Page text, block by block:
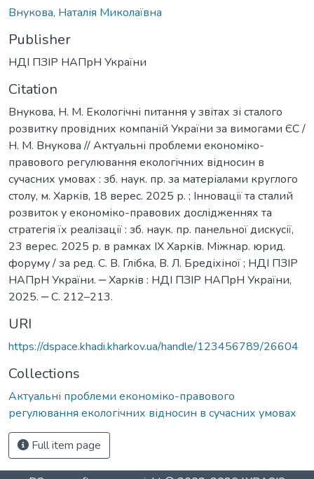
Внукова, Наталія Миколаївна
Publisher
НДІ ПЗІР НАПрН України
Citation
Внукова, Н. М. Екологічні питання у звітах зі сталого
розвитку провідних компаній України за вимогами ЄС /
Н. М. Внукова // Актуальні проблеми економіко-
правового регулювання екологічних відносин в
сучасних умовах : зб. наук. пр. за матеріалами круглого
столу, м. Харків, 18 верес. 2025 р. ; Інновації та сталий
розвиток у економіко-правових дослідженнях та
стратегія їх реалізації : зб. наук. пр. панельної дискусії,
23 верес. 2025 р. в рамках ІХ Харків. Міжнар. юрид.
форуму / за ред. С. В. Глібка, В. Л. Бредіхіної ; НДІ ПЗІР
НАПрН України. ‒ Харків : НДІ ПЗІР НАПрН України,
2025. ‒ С. 212–213.
URI
https://dspace.khadi.kharkov.ua/handle/123456789/26604
Collections
Актуальні проблеми економіко-правового
регулювання екологічних відносин в сучасних умовах
Full item page